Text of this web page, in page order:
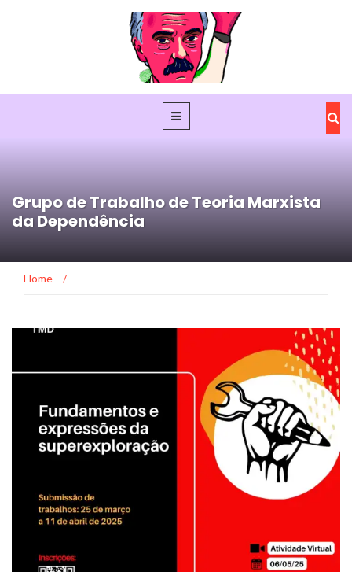
Grupo de Trabalho de Teoria Marxista
da Dependência
Home /